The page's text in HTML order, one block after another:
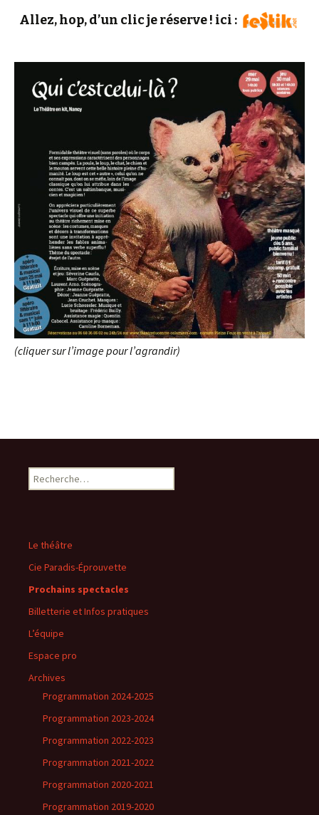
Allez, hop, d’un clic je réserve ! ici :
(cliquer sur l’image pour l’agrandir)
R
e
r
c
e
r
:
Le théâtre
Cie Paradis-Éprouvette
Prochains spectacles
Billetterie et Infos pratiques
L’équipe
Espace pro
Archives
Programmation 2024-2025
Programmation 2023-2024
Programmation 2022-2023
Programmation 2021-2022
Programmation 2020-2021
Programmation 2019-2020